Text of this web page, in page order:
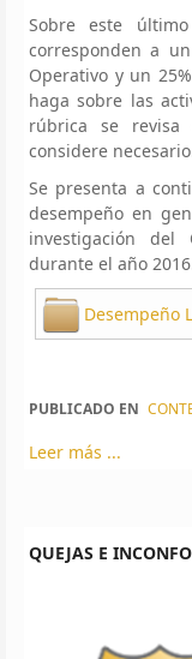
Sobre este
corresponden a
Operativo y un
haga sobre las
rúbrica se
considere
Se presenta a
desempeño en
investigación del
durante el año
Desempeño
PUBLICADO EN
Leer más ...
QUEJAS E